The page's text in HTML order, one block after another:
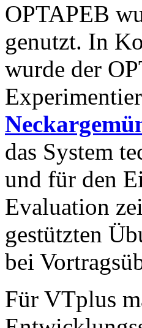
OPTAPEB
genutzt. In
wurde der
das System
und für den
Evaluation
gestützten
bei
Für VTplus